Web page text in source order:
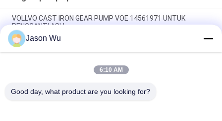
VOLLVO CAST IRON GEAR PUMP VOE 14561971 UNTUK
PENGGANTI ASLI
VOLLVO CAST IRON GEAR PUMP VOE 14537295 UNTUK
PENGGANTI ASLI
VOLLVO CAST IRON GEAR PUMP VOE 14782798 UNTUK
Jason Wu
6:10 AM
Good day, what product are you looking for?